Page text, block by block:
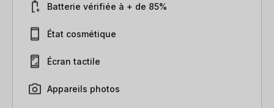
Batterie vérifiée à + de 85%
État cosmétique
Écran tactile
Appareils photos